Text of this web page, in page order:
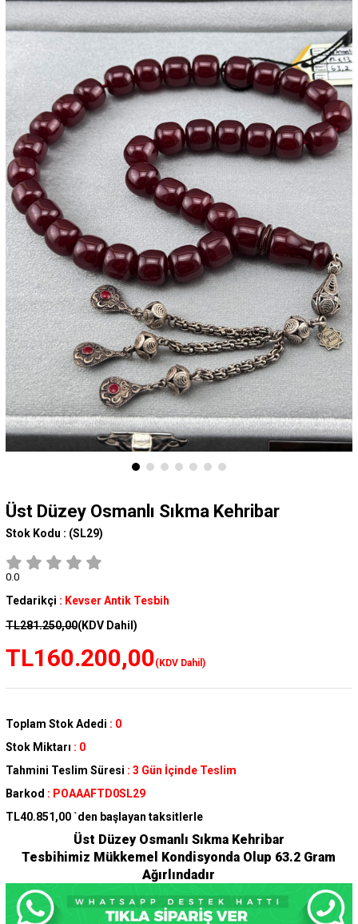
Üst Düzey Osmanlı Sıkma Kehribar
Stok Kodu : (SL29)
0.0
Tedarikçi : Kevser Antik Tesbih
TL281.250,00(KDV Dahil)
TL160.200,00(KDV Dahil)
Toplam Stok Adedi : 0
Stok Miktarı : 0
Tahmini Teslim Süresi : 3 Gün İçinde Teslim
Barkod : POAAAFTD0SL29
TL40.851,00 `den başlayan taksitlerle
Üst Düzey Osmanlı Sıkma Kehribar
Tesbihimiz Mükkemel Kondisyonda Olup 63.2 Gram
Ağırlındadır